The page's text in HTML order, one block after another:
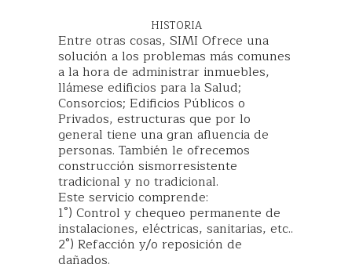
HISTORIA
Entre otras cosas, SIMI Ofrece una
solución a los problemas más comunes
a la hora de administrar inmuebles,
llámese edificios para la Salud;
Consorcios; Edificios Públicos o
Privados, estructuras que por lo
general tiene una gran afluencia de
personas. También le ofrecemos
construcción sismorresistente
tradicional y no tradicional.
Este servicio comprende:
1°) Control y chequeo permanente de
instalaciones, eléctricas, sanitarias, etc..
2°) Refacción y/o reposición de
dañados.